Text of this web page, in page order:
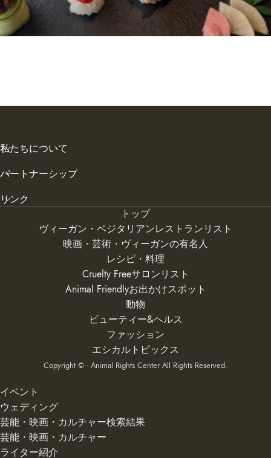
私たちについて
パートナーシップ
リンク
トップ
ヴィーガン・ベジタリアンレストランリスト
映画・芸術・ヴィーガンの有名人
レシピ・料理
Cruelty Freeサロンリスト
Animal Friendlyお出かけスポット
動物
ビューティー&ヘルス
ファッション
エシカルトピックス
Copyright © - Animal Rights Center All Rights Reserved.
イベント
ウェディング
芸能・映画・カルチャー検索結果
芸能・映画・カルチャー
ライター紹介